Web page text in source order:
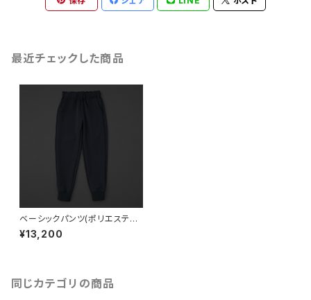
最近チェックした商品
ベーシックパンツ(ポリエステル)
ブラック
¥13,200
同じカテゴリの商品